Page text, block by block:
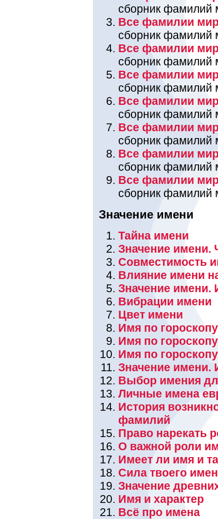
сборник фамилий
Все фамилии
сборник фамилий
Все фамилии
сборник фамилий
Все фамилии
сборник фамилий
Все фамилии
сборник фамилий
Все фамилии
сборник фамилий
Все фамилии
сборник фамилий
Все фамилии
сборник фамилий
Значение имени
Тайна имени
Значение имени.
Совместимость
Влияние имени
Значение имени.
Вибрации имени
Цвет имени
Имя по гороскопу
Имя по
Имя по
Значение
Выбор имения
Личные имена
История
фамилий
Право нарекать
О важной роли
Имеет ли имя и
Сила твоего
Значение
Имя и характер
Всё про имена